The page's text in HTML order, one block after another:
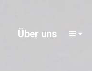
Über uns